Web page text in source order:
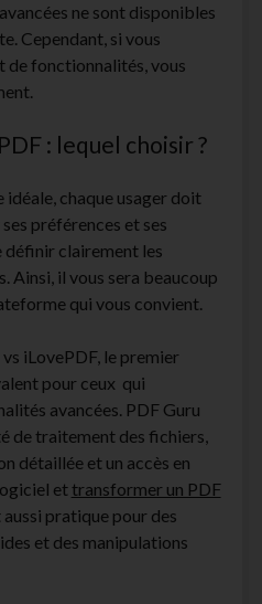
ne sont disponibles
Cependant, si vous
de fonctionnalités, vous
: lequel choisir ?
chaque usager doit
préférences et ses
définir clairement les
Ainsi, il vous sera beaucoup
qui vous convient.
iLovePDF, le premier
pour ceux qui
avancées. PDF Guru
de traitement des fichiers,
détaillée et un accès en
ettransformer un PDF
pratique pour des
et des manipulations